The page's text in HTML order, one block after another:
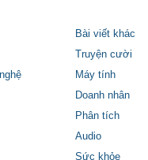
Bài viết khác
Truyện cười
Máy tính
Doanh nhân
Phân tích
Audio
Sức khỏe